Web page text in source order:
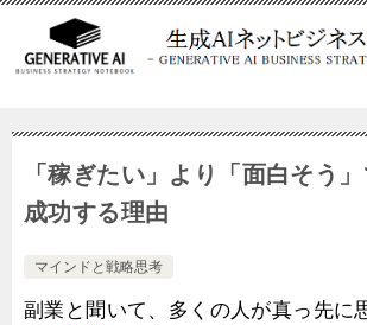
「稼ぎたい」より「面白そう
成功する理由
マインドと戦略思考
副業と聞いて、多くの人が真っ先に